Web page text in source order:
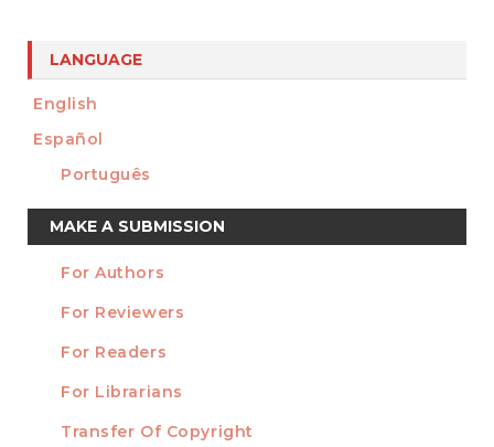
LANGUAGE
English
Español
Português
Make
a
Submission
MAKE A SUBMISSION
INFORMATION
For Authors
For Reviewers
For Readers
For Librarians
TEMPLATES
Transfer Of Copyright